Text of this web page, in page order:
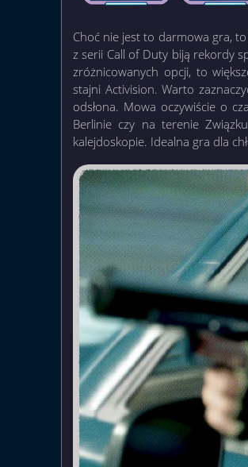
Choć nie jest to darmowa gra,
z serii Call of Duty biją rekordy
zróżnicowanych opcji, to
stajni Activision. Warto
odsłona. Mowa oczywiście o
Berlinie czy na terenie
kalejdoskopie. Idealna gra dla